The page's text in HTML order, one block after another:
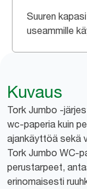
Suuren
useammille
Kuvaus
Tork Jumbo -
wc-paperia kuin
ajankäyttöä sekä
Tork Jumbo WC-
perustarpeet,
erinomaisesti